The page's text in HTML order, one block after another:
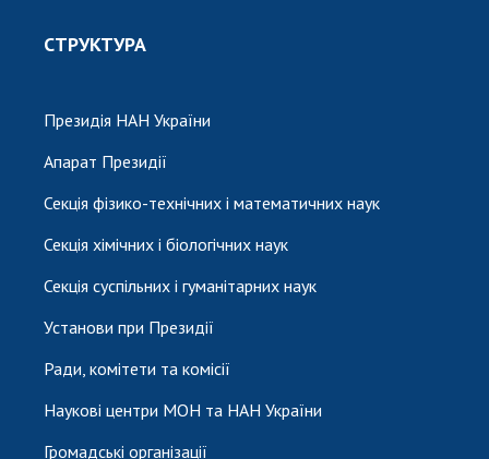
СТРУКТУРА
Президія НАН України
Апарат Президії
Секція фізико-технічних і математичних наук
Секція хімічних і біологічних наук
Секція суспільних і гуманітарних наук
Установи при Президії
Ради, комітети та комісії
Наукові центри МОН та НАН України
Громадські організації